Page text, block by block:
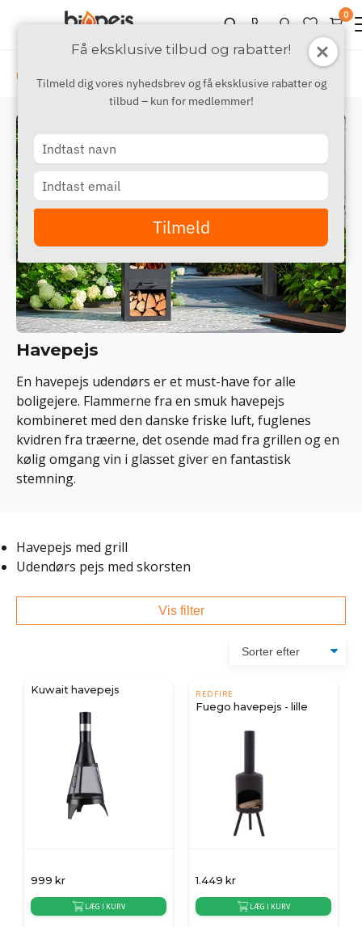
Få eksklusive tilbud og rabatter!
Tilmeld dig vores nyhedsbrev og få eksklusive rabatter og
tilbud – kun for medlemmer!
Type
your
name
Type
your
email
Tilmeld
0
Udendørs › Ildsted Havepejs
Havepejs
En havepejs udendørs er et must-have for alle
boligejere. Flammerne fra en smuk havepejs
kombineret med den danske friske luft, fuglenes
kvidren fra træerne, det osende mad fra grillen og en
kølig omgang vin i glasset giver en fantastisk
stemning.
Havepejs med grill
Udendørs pejs med skorsten
Vis filter
Kuwait havepejs
999 kr
LÆG I KURV
REDFIRE
Fuego havepejs - lille
1.449 kr
LÆG I KURV